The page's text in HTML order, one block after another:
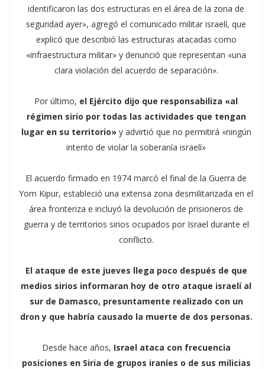
identificaron las dos estructuras en el área de la zona de
seguridad ayer», agregó el comunicado militar israelí, que
explicó que describió las estructuras atacadas como
«infraestructura militar» y denunció que representan «una
clara violación del acuerdo de separación».
Por último, el Ejército dijo que responsabiliza «al
régimen sirio por todas las actividades que tengan
lugar en su territorio» y advirtió que no permitirá «ningún
intento de violar la soberanía israelí»
El acuerdo firmado en 1974 marcó el final de la Guerra de
Yom Kipur, estableció una extensa zona desmilitarizada en el
área fronteriza e incluyó la devolución de prisioneros de
guerra y de territorios sirios ocupados por Israel durante el
conflicto.
El ataque de este jueves llega poco después de que
medios sirios informaran hoy de otro ataque israelí al
sur de Damasco, presuntamente realizado con un
dron y que habría causado la muerte de dos personas.
Desde hace años, Israel ataca con frecuencia
posiciones en Siria de grupos iraníes o de sus milicias